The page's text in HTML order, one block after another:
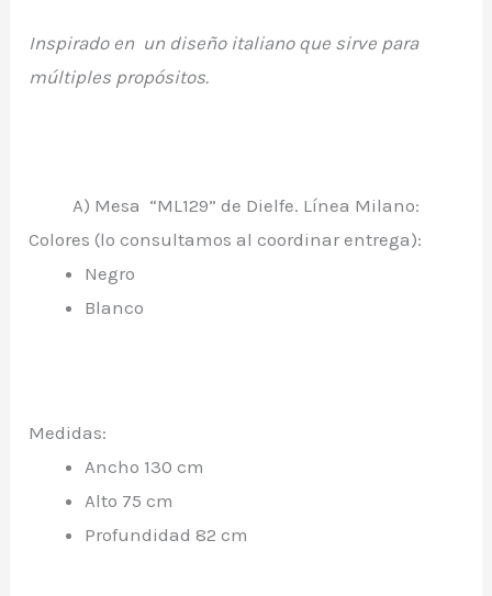
Inspirado en un diseño italiano que sirve para
múltiples propósitos.
A) Mesa “ML129” de Dielfe. Línea Milano:
Colores (lo consultamos al coordinar entrega):
Negro
Blanco
Medidas:
Ancho 130 cm
Alto 75 cm
Profundidad 82 cm